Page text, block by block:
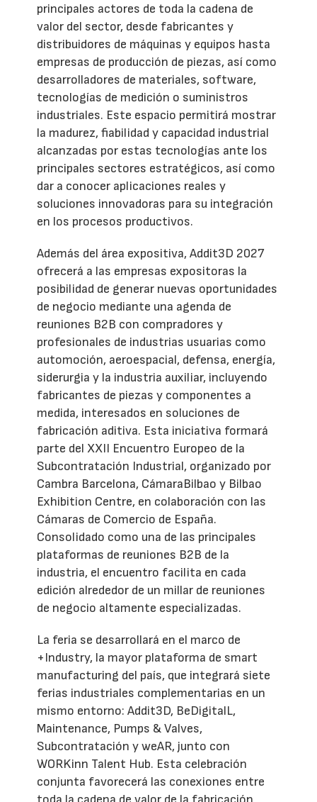
principales actores de toda la cadena de
valor del sector, desde fabricantes y
distribuidores de máquinas y equipos hasta
empresas de producción de piezas, así como
desarrolladores de materiales, software,
tecnologías de medición o suministros
industriales. Este espacio permitirá mostrar
la madurez, fiabilidad y capacidad industrial
alcanzadas por estas tecnologías ante los
principales sectores estratégicos, así como
dar a conocer aplicaciones reales y
soluciones innovadoras para su integración
en los procesos productivos.
Además del área expositiva, Addit3D 2027
ofrecerá a las empresas expositoras la
posibilidad de generar nuevas oportunidades
de negocio mediante una agenda de
reuniones B2B con compradores y
profesionales de industrias usuarias como
automoción, aeroespacial, defensa, energía,
siderurgia y la industria auxiliar, incluyendo
fabricantes de piezas y componentes a
medida, interesados en soluciones de
fabricación aditiva. Esta iniciativa formará
parte del XXII Encuentro Europeo de la
Subcontratación Industrial, organizado por
Cambra Barcelona, CámaraBilbao y Bilbao
Exhibition Centre, en colaboración con las
Cámaras de Comercio de España.
Consolidado como una de las principales
plataformas de reuniones B2B de la
industria, el encuentro facilita en cada
edición alrededor de un millar de reuniones
de negocio altamente especializadas.
La feria se desarrollará en el marco de
+Industry, la mayor plataforma de smart
manufacturing del país, que integrará siete
ferias industriales complementarias en un
mismo entorno: Addit3D, BeDigitalL,
Maintenance, Pumps & Valves,
Subcontratación y weAR, junto con
WORKinn Talent Hub. Esta celebración
conjunta favorecerá las conexiones entre